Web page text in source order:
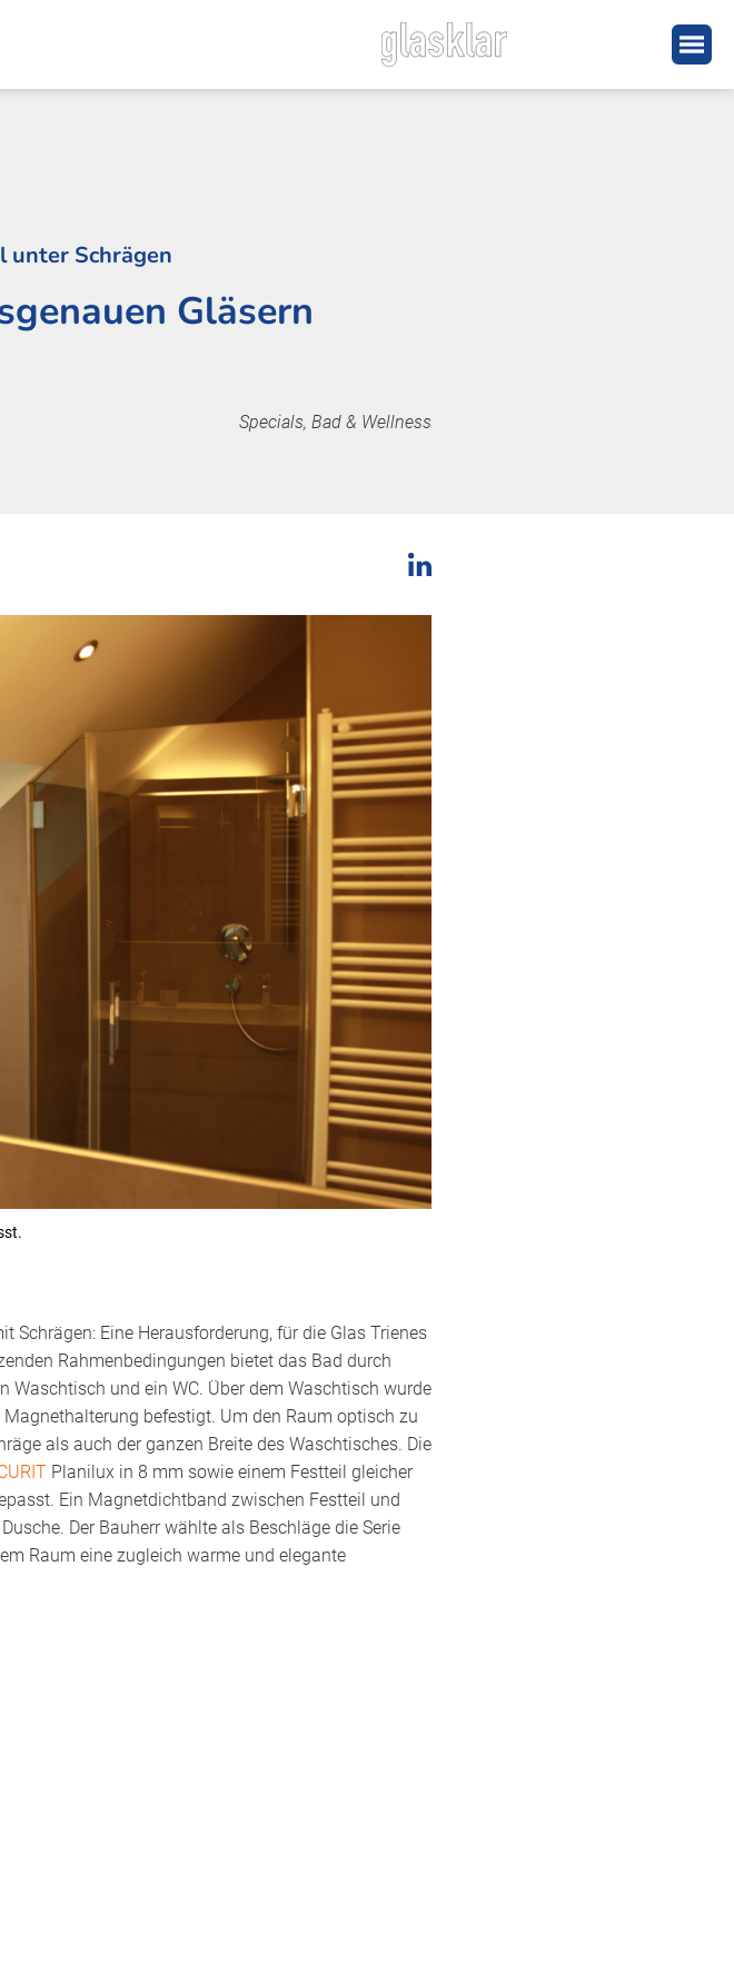
unter Schrägen
Gläsern
Specials, Bad & Wellness
Eine Herausforderung, für die Glas Trienes
Rahmenbedingungen bietet das Bad durch
Waschtisch und ein WC. Über dem Waschtisch wurde
befestigt. Um den Raum optisch zu
als auch der ganzen Breite des Waschtisches. Die
Planilux in 8 mm sowie einem Festteil gleicher
Ein Magnetdichtband zwischen Festteil und
Der Bauherr wählte als Beschläge die Serie
Raum eine zugleich warme und elegante